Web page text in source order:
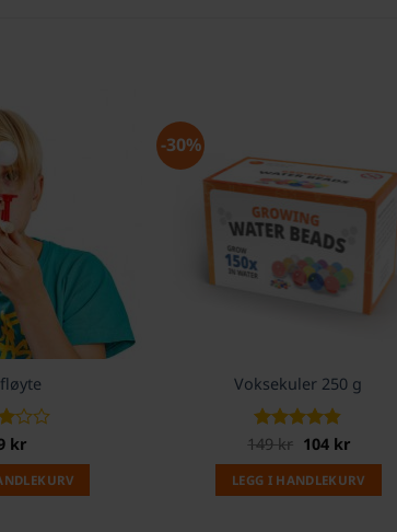
kr
-30%
Voksekuler 250 g
Vurdert4.8
149kr Opprinnelig
var:
149 kr.
104 kr
er:
104 kr.
LEGG I HANDLEKURV